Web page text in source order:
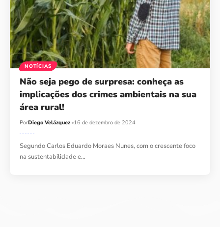
NOTÍCIAS
Não seja pego de surpresa: conheça as
implicações dos crimes ambientais na sua
área rural!
PorDiego Velázquez 16 de dezembro de 2024
Segundo Carlos Eduardo Moraes Nunes, com o crescente foco
na sustentabilidade e…